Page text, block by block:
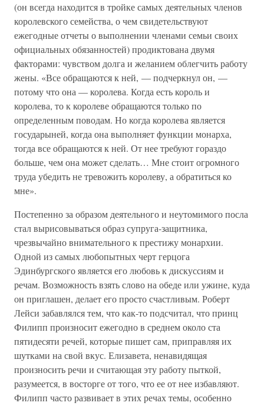
(он всегда находится в тройке самых деятельных членов
королевского семейства, о чем свидетельствуют
ежегодные отчеты о выполнении членами семьи своих
официальных обязанностей) продиктована двумя
факторами: чувством долга и желанием облегчить работу
жены. «Все обращаются к ней, — подчеркнул он, —
потому что она — королева. Когда есть король и
королева, то к королеве обращаются только по
определенным поводам. Но когда королева является
государыней, когда она выполняет функции монарха,
тогда все обращаются к ней. От нее требуют гораздо
больше, чем она может сделать… Мне стоит огромного
труда убедить не тревожить королеву, а обратиться ко
мне».
Постепенно за образом деятельного и неутомимого посла
стал вырисовываться образ супруга-защитника,
чрезвычайно внимательного к престижу монархии.
Одной из самых любопытных черт герцога
Эдинбургского является его любовь к дискуссиям и
речам. Возможность взять слово на обеде или ужине, куда
он приглашен, делает его просто счастливым. Роберт
Лейси забавлялся тем, что как-то подсчитал, что принц
Филипп произносит ежегодно в среднем около ста
пятидесяти речей, которые пишет сам, приправляя их
шутками на свой вкус. Елизавета, ненавидящая
произносить речи и считающая эту работу пыткой,
разумеется, в восторге от того, что ее от нее избавляют.
Филипп часто развивает в этих речах темы, особенно